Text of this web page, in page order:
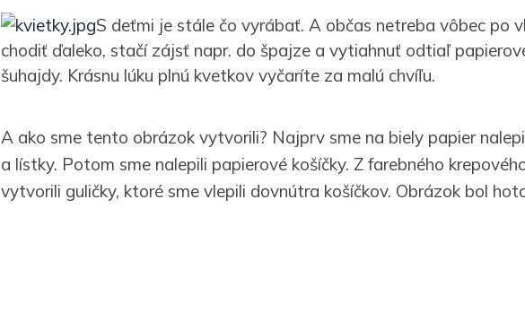
S deťmi je stále čo vyrábať. A občas netreba vôbec po
chodiť ďaleko, stačí zájsť napr. do špajze a vytiahnuť odtiaľ
šuhajdy. Krásnu lúku plnú kvetkov vyčaríte za malú chvíľu.
A ako sme tento obrázok vytvorili? Najprv sme na biely papier
a lístky. Potom sme nalepili papierové košíčky. Z farebného
vytvorili guličky, ktoré sme vlepili dovnútra košíčkov. Obrázok bol